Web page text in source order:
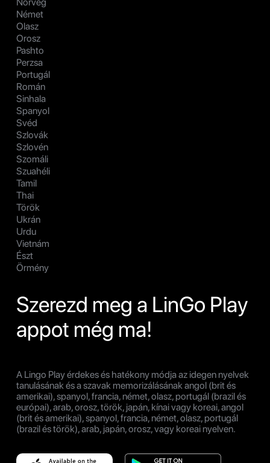
Német
Olasz
Orosz
Pashto
Perzsa
Portugál
Román
Sinhala
Spanyol
Svéd
Szlovák
Szlovén
Szomáli
Szuahéli
Tamil
Thai
Török
Ukrán
Urdu
Vietnám
Észt
Örmény
Szerezd meg a LinGo Play
appot még ma!
A Lingo Play érdekes és hatékony módja az idegen nyelvek
tanulásának és a szavak memorizálásának angol (brit és
amerikai), spanyol, francia, német, olasz, portugál (brazil és
európai), arab, orosz, török, japán, kínai vagy koreai, angol
(brit és amerikai), spanyol, francia, német, olasz, portugál
(brazil és török), arab, japán, orosz, vagy koreai nyelven.